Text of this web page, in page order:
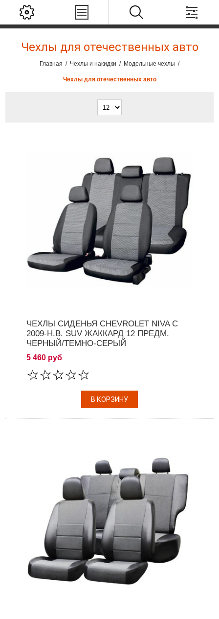
Чехлы для отечественных авто
Главная / Чехлы и накидки / Модельные чехлы /
Чехлы для отечественных авто
ЧЕХЛЫ СИДЕНЬЯ CHEVROLET NIVA C
2009-Н.В. SUV ЖАККАРД 12 ПРЕДМ.
ЧЕРНЫЙ/ТЕМНО-СЕРЫЙ
5 460 руб